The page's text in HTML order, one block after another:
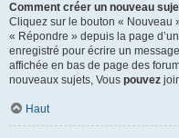
Comment créer un nouveau
Cliquez sur le bouton « Nouveau
« Répondre » depuis la page
enregistré pour écrire un
affichée en bas de page des
nouveaux sujets, Vous pouvez
Haut